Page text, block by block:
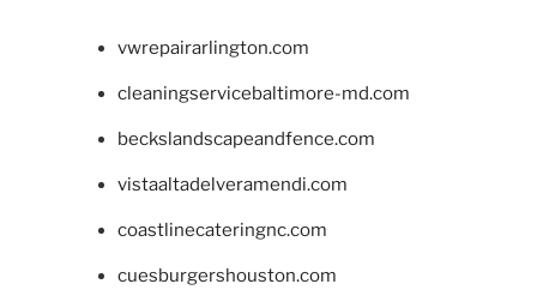
vwrepairarlington.com
cleaningservicebaltimore-md.com
beckslandscapeandfence.com
vistaaltadelveramendi.com
coastlinecateringnc.com
cuesburgershouston.com